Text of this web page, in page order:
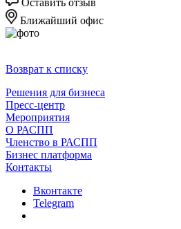
Ближайший офис
Возврат к списку
Решения для бизнеса
Пресс-центр
Мероприятия
О РАСПП
Членство в РАСПП
Бизнес платформа
Контакты
Вконтакте
Telegram